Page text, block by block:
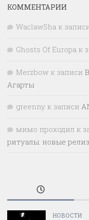
КОММЕНТАРИИ
WaclawSha к
Ghosts Of Europa к
Merzbow к записи
Агарты
greenny к записи
мимо проходил к
ритуалы: новые
НОВОСТИ